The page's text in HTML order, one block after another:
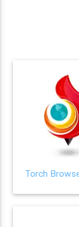
Torch